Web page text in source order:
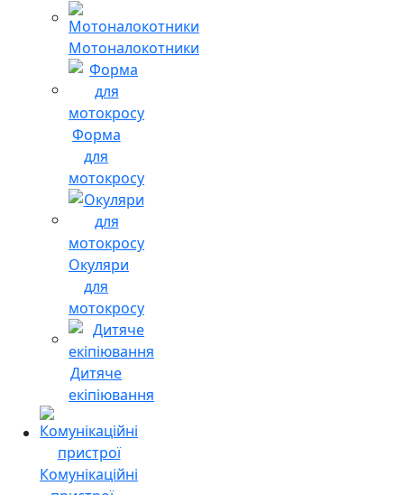
Мотоналокотники
Форма
для
мотокросу
Окуляри
для
мотокросу
Дитяче
екіпіювання
Комунікаційні